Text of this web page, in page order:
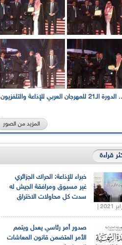
بالصور... الدورة الـ21 للمهرجان العربي للإذاعة والتلفزيون
المزيد من الصور
قراءة
خبراء للإذاعة: الحراك الجزائري
غير مسبوق ومرافقة الجيش له
سدت كل محاولات الاختراق
صدور أمر رئاسي يعدل ويتمم
الأمر المتضمن قانون المعاشات